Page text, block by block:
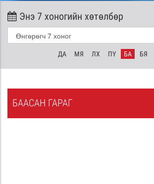
Энэ 7 хоногийн хөтөлбөр
ДА МЯ ЛХ ПҮ БА БЯ
БААСАН ГАРАГ